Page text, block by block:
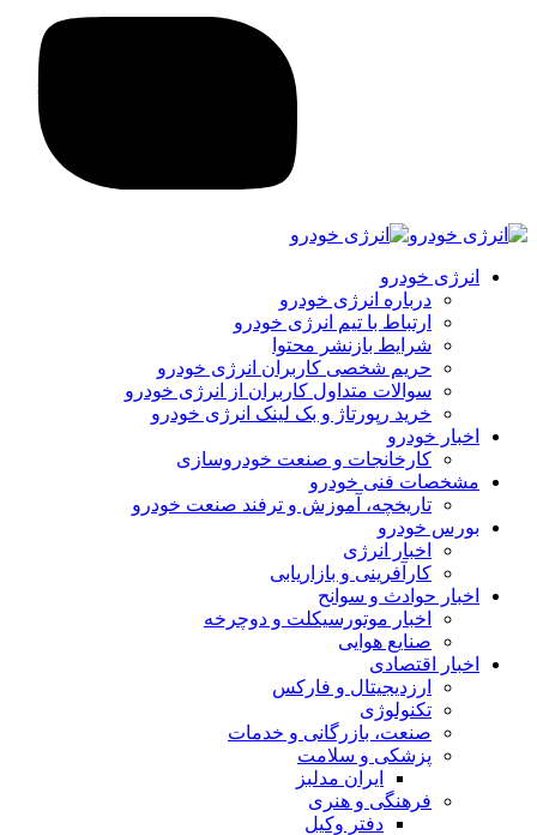
انرژی خودرو
درباره انرژی خودرو
ارتباط با تیم انرژی خودرو
شرایط بازنشر محتوا
حریم شخصی کاربران انرژی خودرو
سوالات متداول کاربران از انرژی خودرو
خرید رپورتاژ و بک لینک انرژی خودرو
اخبار خودرو
کارخانجات و صنعت خودروسازی
مشخصات فنی خودرو
تاریخچه، آموزش و ترفند صنعت خودرو
بورس خودرو
اخبار انرژی
کارآفرینی و بازاریابی
اخبار حوادث و سوانح
اخبار موتورسیکلت و دوچرخه
صنایع هوایی
اخبار اقتصادی
ارزدیجیتال و فارکس
تکنولوژی
صنعت، بازرگانی و خدمات
پزشکی و سلامت
ایران مدلبز
فرهنگی و هنری
دفتر وکیل